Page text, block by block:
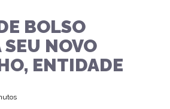
BOLSO
SEU NOVO
ENTIDADE